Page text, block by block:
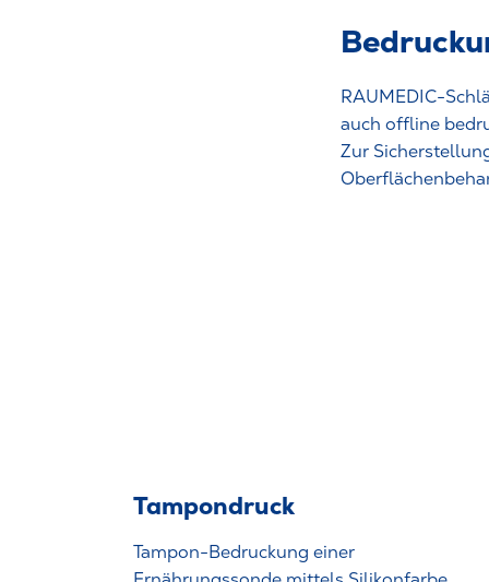
RAUMEDIC-
auch offline
Zur
Tampondruck
Tampon-Bedruckung einer